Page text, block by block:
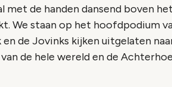
met de handen dansend boven
We staan op het hoofdpodium
en de Jovinks kijken uitgelaten
de hele wereld en de